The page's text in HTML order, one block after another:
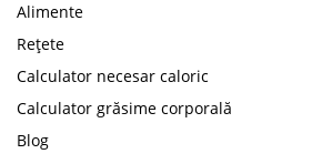
Alimente
Rețete
Calculator necesar caloric
Calculator grăsime corporală
Blog